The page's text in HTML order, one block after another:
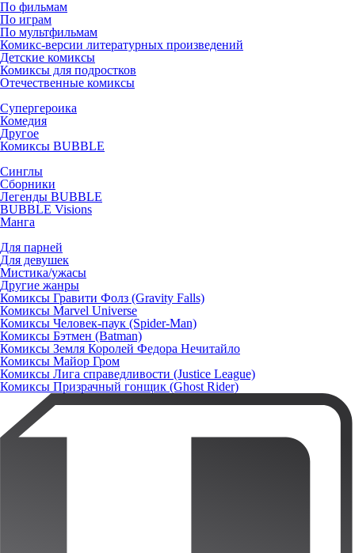
По фильмам
По играм
По мультфильмам
Комикс-версии литературных произведений
Детские комиксы
Комиксы для подростков
Отечественные комиксы
Супергероика
Комедия
Другое
Комиксы BUBBLE
Синглы
Сборники
Легенды BUBBLE
BUBBLE Visions
Манга
Для парней
Для девушек
Мистика/ужасы
Другие жанры
Комиксы Гравити Фолз (Gravity Falls)
Комиксы Marvel Universe
Комиксы Человек-паук (Spider-Man)
Комиксы Бэтмен (Batman)
Комиксы Земля Королей Федора Нечитайло
Комиксы Майор Гром
Комиксы Лига справедливости (Justice League)
Комиксы Призрачный гонщик (Ghost Rider)